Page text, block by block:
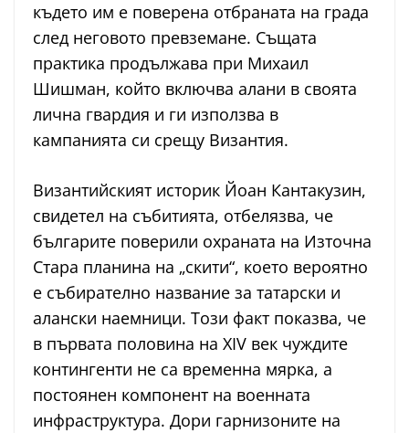
където им е поверена отбраната на града
след неговото превземане. Същата
практика продължава при Михаил
Шишман, който включва алани в своята
лична гвардия и ги използва в
кампанията си срещу Византия.
Византийският историк Йоан Кантакузин,
свидетел на събитията, отбелязва, че
българите поверили охраната на Източна
Стара планина на „скити“, което вероятно
е събирателно название за татарски и
алански наемници. Този факт показва, че
в първата половина на XIV век чуждите
контингенти не са временна мярка, а
постоянен компонент на военната
инфраструктура. Дори гарнизоните на